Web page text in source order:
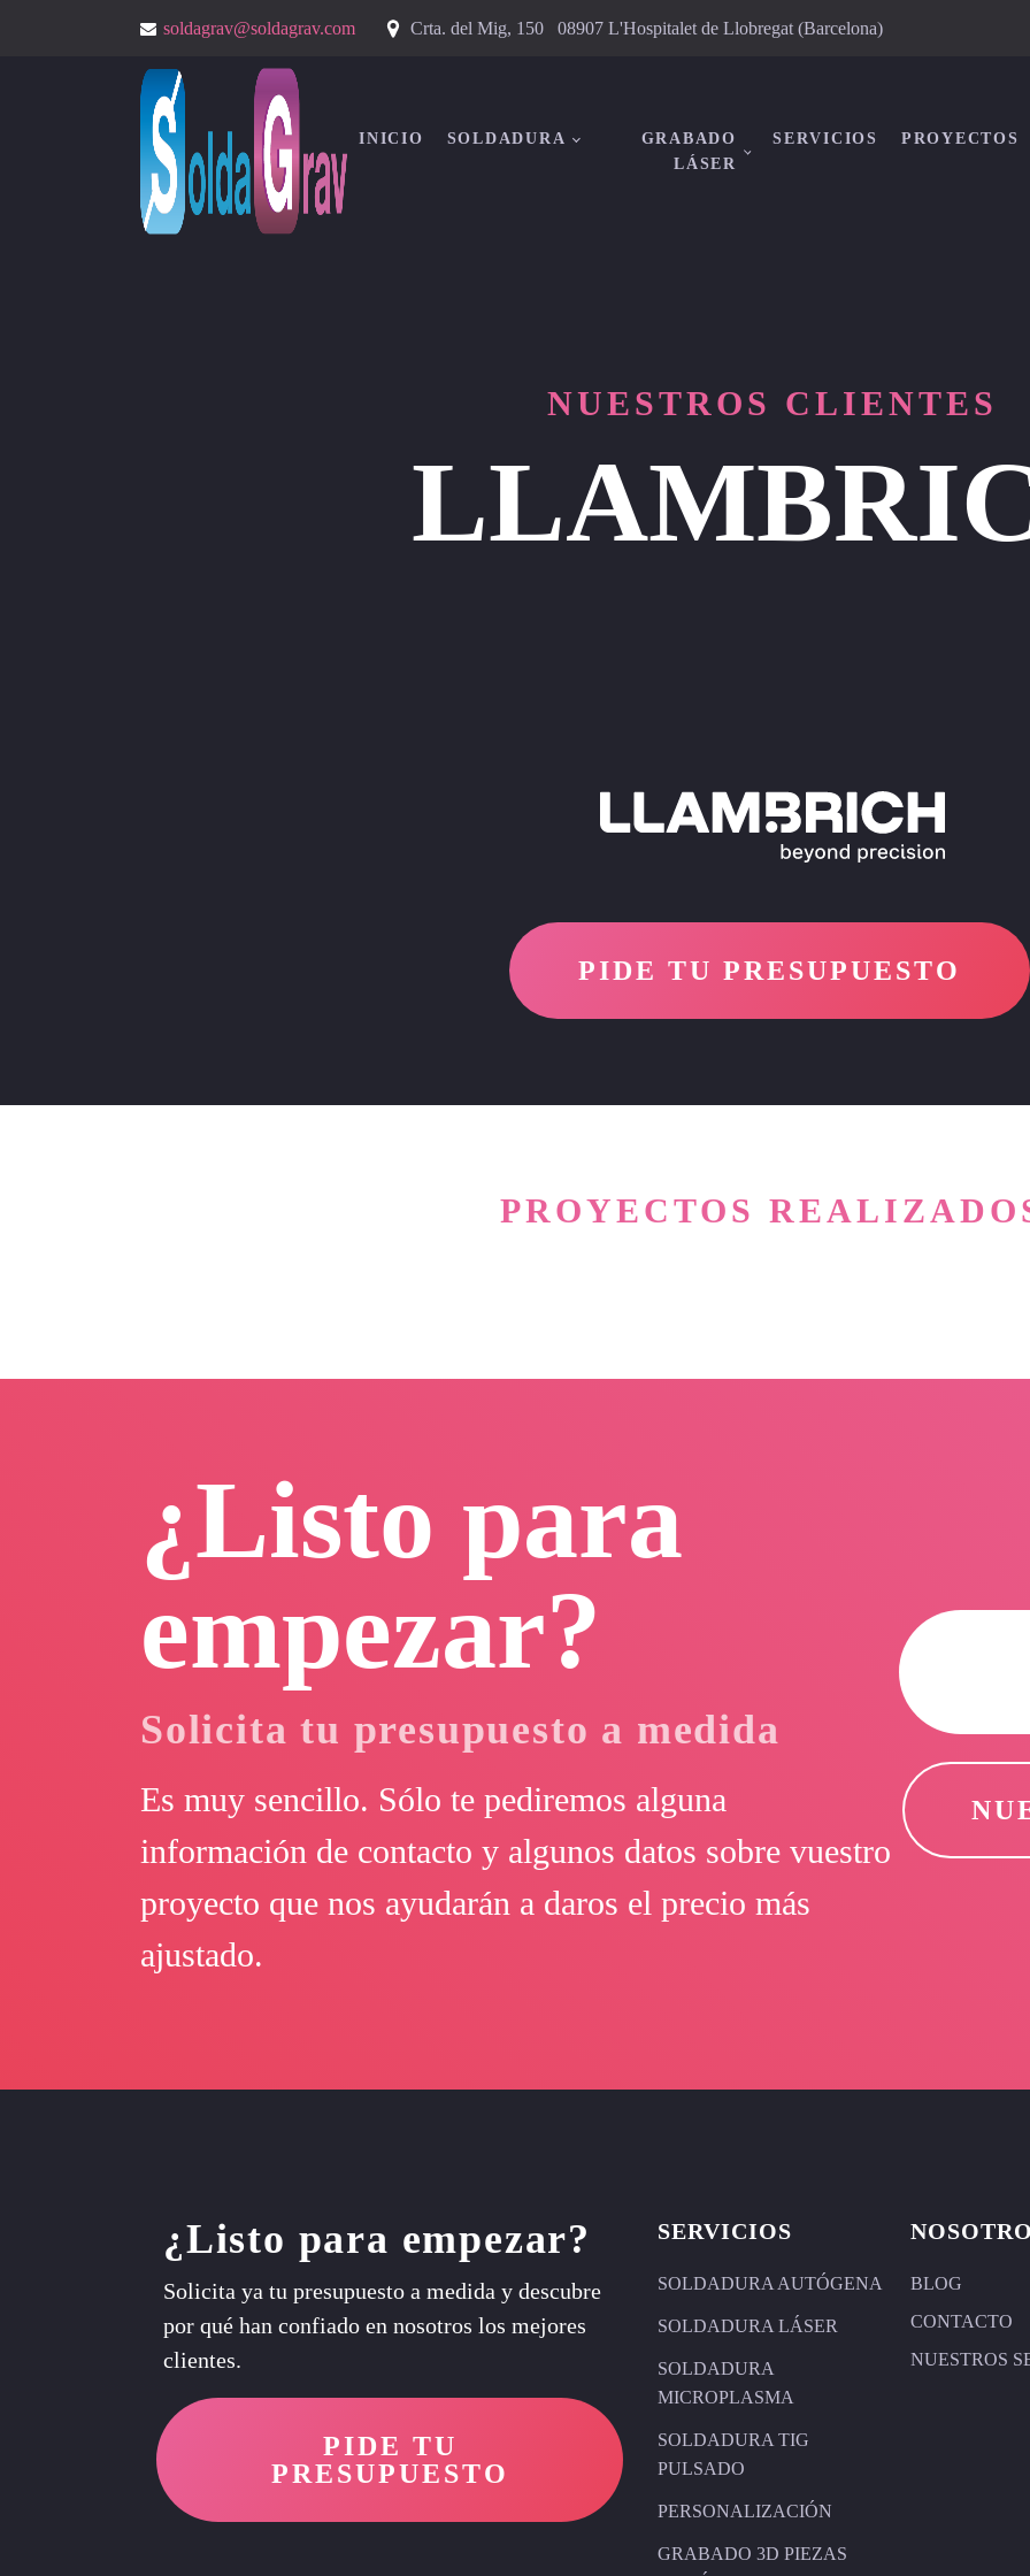
soldagrav@soldagrav.com Crta. del Mig, 150 08907 L'Hospitalet de Llobregat (Barcelona)
INICIO SOLDADURA
GRABADO
LÁSER
SERVICIOS PROYECTOS
NUESTROS CLIENTES
PIDE TU PRESUPUESTO
PROYECTOS
¿Listo para
empezar?
Solicita tu presupuesto a medida
Es muy sencillo. Sólo te pediremos alguna
información de contacto y algunos datos sobre vuestro
proyecto que nos ayudarán a daros el precio más
ajustado.
¿Listo para empezar?
Solicita ya tu presupuesto a medida y descubre
por qué han confiado en nosotros los mejores
clientes.
PIDE TU
PRESUPUESTO
SERVICIOS
SOLDADURA AUTÓGENA
SOLDADURA LÁSER
SOLDADURA
MICROPLASMA
SOLDADURA TIG
PULSADO
PERSONALIZACIÓN
GRABADO 3D PIEZAS
BLOG
CONTACTO
NUESTROS